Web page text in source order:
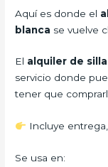
Aquí es donde el
blanca se vuelve
El alquiler de
servicio donde
tener que
Incluye
Se usa en: